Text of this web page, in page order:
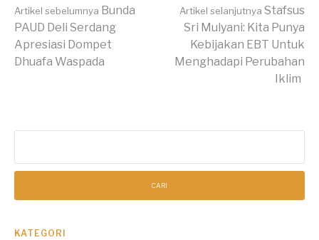
Lanjut
Membaca
Artikel sebelumnya Bunda
PAUD Deli Serdang
Apresiasi Dompet
Dhuafa Waspada
Artikel selanjutnya Stafsus
Sri Mulyani: Kita Punya
Kebijakan EBT Untuk
Menghadapi Perubahan
Iklim
KATEGORI